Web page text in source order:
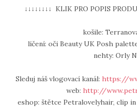
↓↓↓↓↓↓↓↓ KLIK PRO POPIS
košile:
líčení: oči Beauty UK Posh
nehty: Orly
Sleduj náš vlogovací kanál: https://
web: http://
eshop: štětce Petralovelyhair, clip